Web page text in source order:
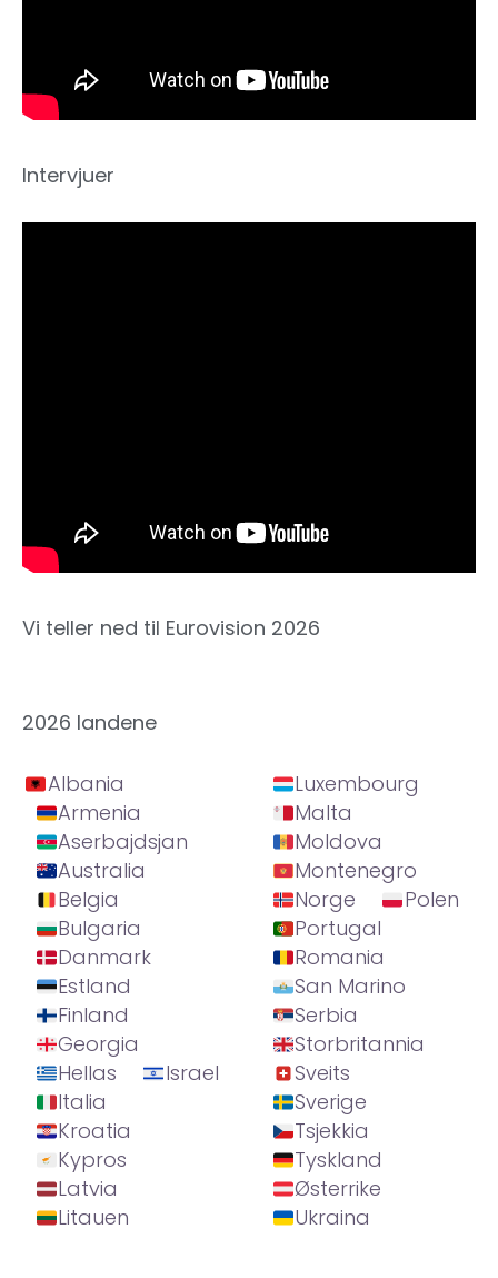
Intervjuer
Vi teller ned til Eurovision 2026
2026 landene
Albania
Armenia
Aserbajdsjan
Australia
Belgia
Bulgaria
Danmark
Estland
Finland
Georgia
Hellas
Israel
Italia
Kroatia
Kypros
Latvia
Litauen
Luxembourg
Malta
Moldova
Montenegro
Norge
Polen
Portugal
Romania
San Marino
Serbia
Storbritannia
Sveits
Sverige
Tsjekkia
Tyskland
Østerrike
Ukraina